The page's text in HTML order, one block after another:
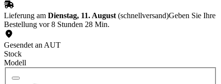
Lieferung am Dienstag, 11. August (schnellversand)Geben Sie Ihre
Bestellung vor 8 Stunden 28 Min.
Gesendet an AUT
Stock
Modell